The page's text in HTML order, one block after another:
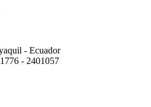
- Ecuador
- 2401057